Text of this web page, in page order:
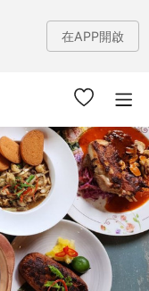
在APP開啟